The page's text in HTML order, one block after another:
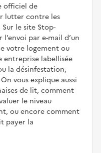
officiel de
lutter contre les
le site Stop-
par e-mail d’un
votre logement ou
labellisée
la désinfestation,
vous explique aussi
de lit, comment
le niveau
ou encore comment
payer la